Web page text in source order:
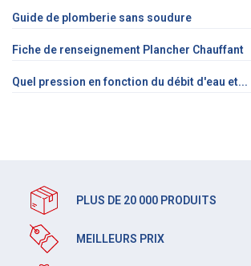
Guide de plomberie sans soudure
Fiche de renseignement Plancher Chauffant
Quel pression en fonction du débit d'eau et...
PLUS DE 20 000 PRODUITS
MEILLEURS PRIX